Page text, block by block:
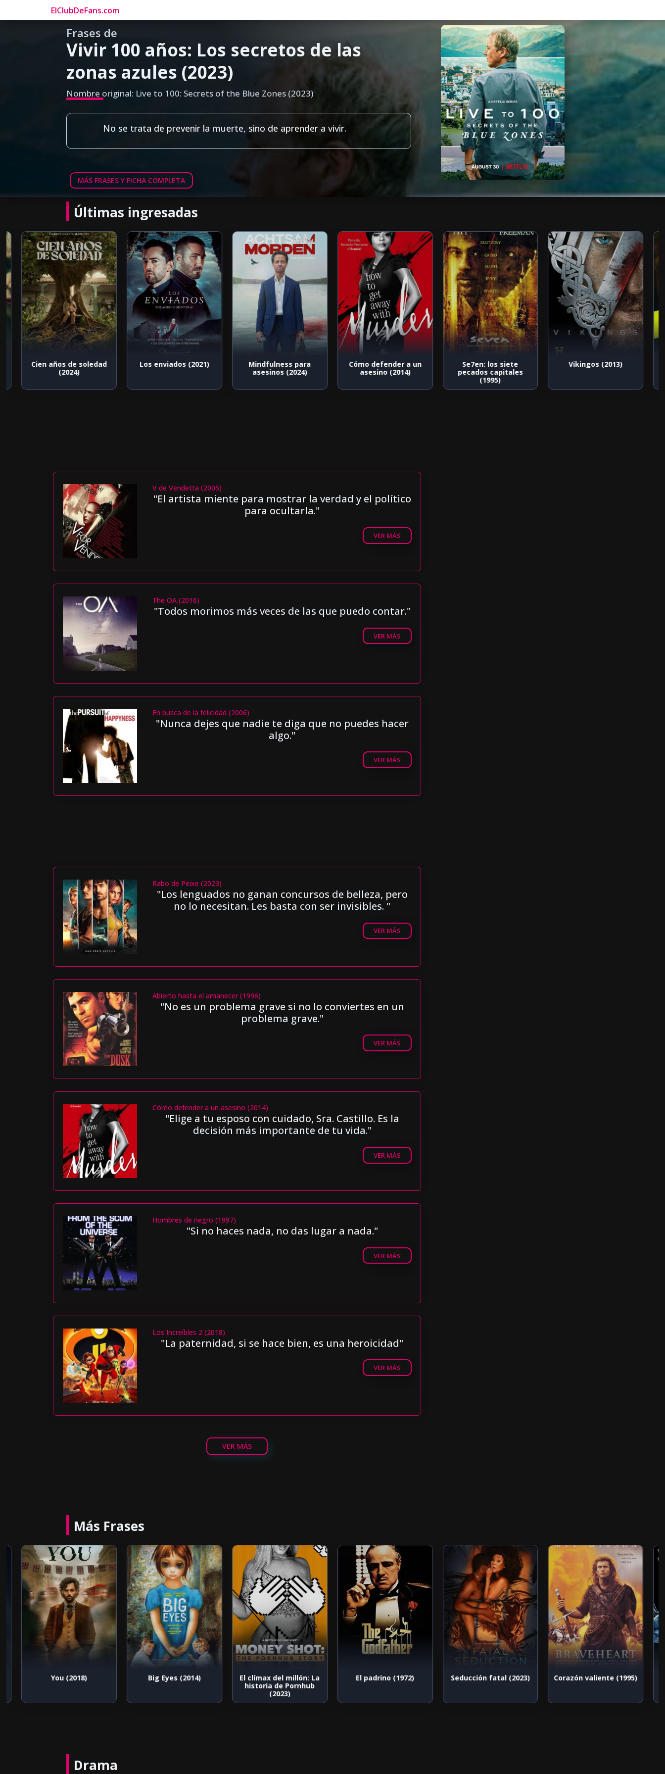
ElClubDeFans.com
Frases de
Vivir 100 años: Los secretos de las
zonas azules (2023)
Nombre original: Live to 100: Secrets of the Blue Zones (2023)
No se trata de prevenir la muerte, sino de aprender a vivir.
MÁS FRASES Y FICHA COMPLETA
Últimas ingresadas
Cien años de soledad
(2024)
Los enviados (2021)
Mindfulness para
asesinos (2024)
Cómo defender a un
asesino (2014)
Se7en: los siete
pecados capitales
(1995)
Vikingos (2013)
V de Vendetta (2005)
"El artista miente para mostrar la verdad y el político
para ocultarla."
VER MÁS
The OA (2016)
"Todos morimos más veces de las que puedo contar."
VER MÁS
En busca de la felicidad (2006)
"Nunca dejes que nadie te diga que no puedes hacer
algo."
VER MÁS
Rabo de Peixe (2023)
"Los lenguados no ganan concursos de belleza, pero
no lo necesitan. Les basta con ser invisibles. "
VER MÁS
Abierto hasta el amanecer (1996)
"No es un problema grave si no lo conviertes en un
problema grave."
VER MÁS
Cómo defender a un asesino (2014)
"Elige a tu esposo con cuidado, Sra. Castillo. Es la
decisión más importante de tu vida."
VER MÁS
Hombres de negro (1997)
"Si no haces nada, no das lugar a nada."
VER MÁS
Los Increíbles 2 (2018)
"La paternidad, si se hace bien, es una heroicidad"
VER MÁS
VER MÁS
Más Frases
You (2018) Big Eyes (2014)
El clímax del millón: La
historia de Pornhub
(2023)
El padrino (1972) Seducción fatal (2023) Corazón valiente (1995)
Drama